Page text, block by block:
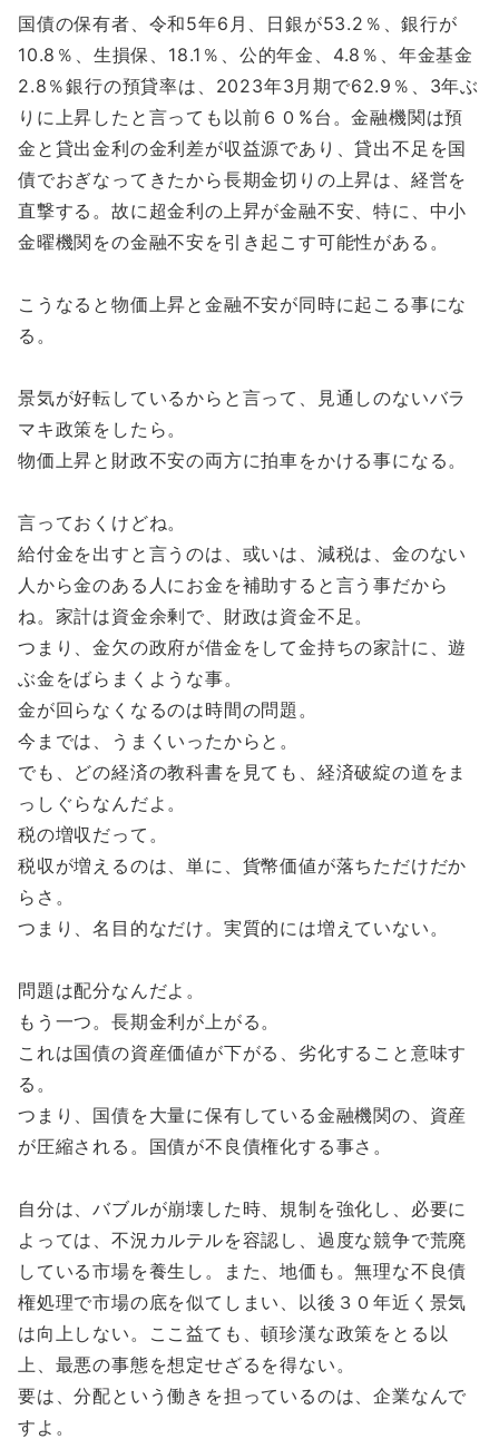
国債の保有者、令和5年6月、日銀が53.2％、銀行が
10.8％、生損保、18.1％、公的年金、4.8％、年金基金
2.8％銀行の預貸率は、2023年3月期で62.9％、3年ぶ
りに上昇したと言っても以前６０%台。金融機関は預
金と貸出金利の金利差が収益源であり、貸出不足を国
債でおぎなってきたから長期金切りの上昇は、経営を
直撃する。故に超金利の上昇が金融不安、特に、中小
金曜機関をの金融不安を引き起こす可能性がある。
こうなると物価上昇と金融不安が同時に起こる事にな
る。
景気が好転しているからと言って、見通しのないバラ
マキ政策をしたら。
物価上昇と財政不安の両方に拍車をかける事になる。
言っておくけどね。
給付金を出すと言うのは、或いは、減税は、金のない
人から金のある人にお金を補助すると言う事だから
ね。家計は資金余剰で、財政は資金不足。
つまり、金欠の政府が借金をして金持ちの家計に、遊
ぶ金をばらまくような事。
金が回らなくなるのは時間の問題。
今までは、うまくいったからと。
でも、どの経済の教科書を見ても、経済破綻の道をま
っしぐらなんだよ。
税の増収だって。
税収が増えるのは、単に、貨幣価値が落ちただけだか
らさ。
つまり、名目的なだけ。実質的には増えていない。
問題は配分なんだよ。
もう一つ。長期金利が上がる。
これは国債の資産価値が下がる、劣化すること意味す
る。
つまり、国債を大量に保有している金融機関の、資産
が圧縮される。国債が不良債権化する事さ。
自分は、バブルが崩壊した時、規制を強化し、必要に
よっては、不況カルテルを容認し、過度な競争で荒廃
している市場を養生し。また、地価も。無理な不良債
権処理で市場の底を似てしまい、以後３０年近く景気
は向上しない。ここ益ても、頓珍漢な政策をとる以
上、最悪の事態を想定せざるを得ない。
要は、分配という働きを担っているのは、企業なんで
すよ。